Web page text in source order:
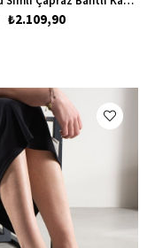
₺2.109,90